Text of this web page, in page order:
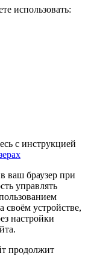
использовать:
с инструкцией
ваш браузер при
управлять
своём устройстве,
настройки
продолжит